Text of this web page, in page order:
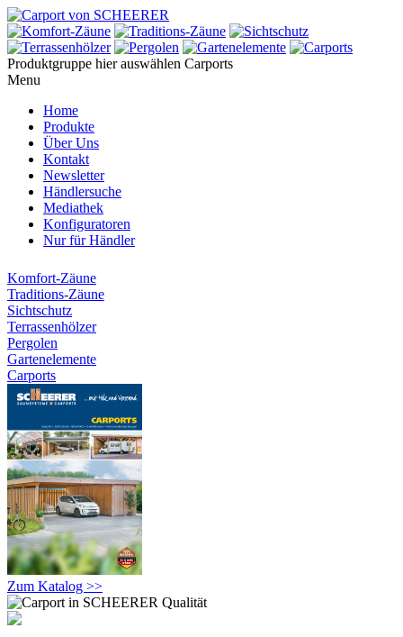
Produktgruppe hier auswählen Carports
Menu
Home
Produkte
Über Uns
Kontakt
Newsletter
Händlersuche
Mediathek
Konfiguratoren
Nur für Händler
Komfort-Zäune
Traditions-Zäune
Sichtschutz
Terrassenhölzer
Pergolen
Gartenelemente
Carports
Zum Katalog >>